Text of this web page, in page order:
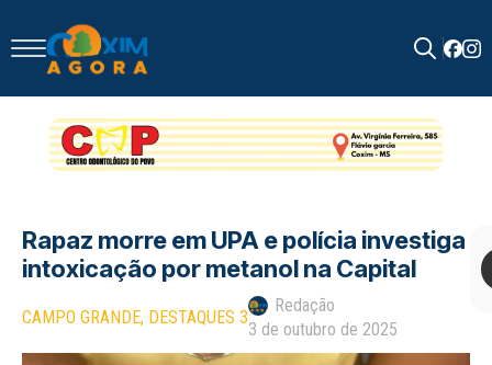
for:
Rapaz morre em UPA e polícia investiga
intoxicação por metanol na Capital
CAMPO GRANDE DESTAQUES 3
Redação
3 de outubro de 2025